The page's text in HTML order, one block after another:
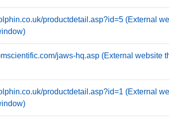
productdetail.asp?id=5 (External
jaws-hq.asp (External website
productdetail.asp?id=1 (External